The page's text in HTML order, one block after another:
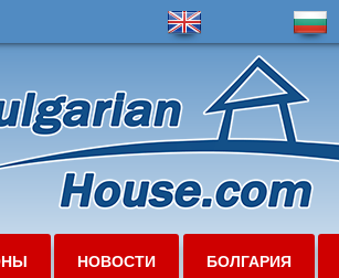
НОВОСТИ БОЛГАРИЯ